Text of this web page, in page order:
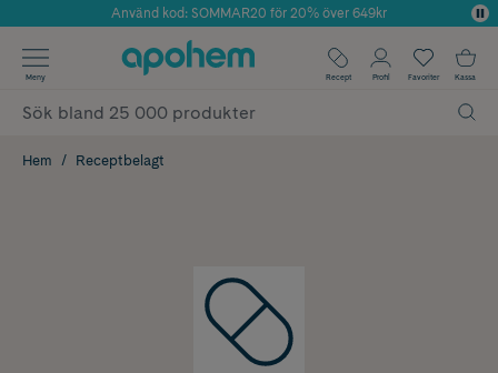
Årets Butik 2025 inom Skönhet
Använd kod: SOMMAR20 för 20% över 649kr
✓ Fri frakt
✓ Poäng på alla köp*
Meny Recept Profil Favoriter Kassa
Hem Receptbelagt